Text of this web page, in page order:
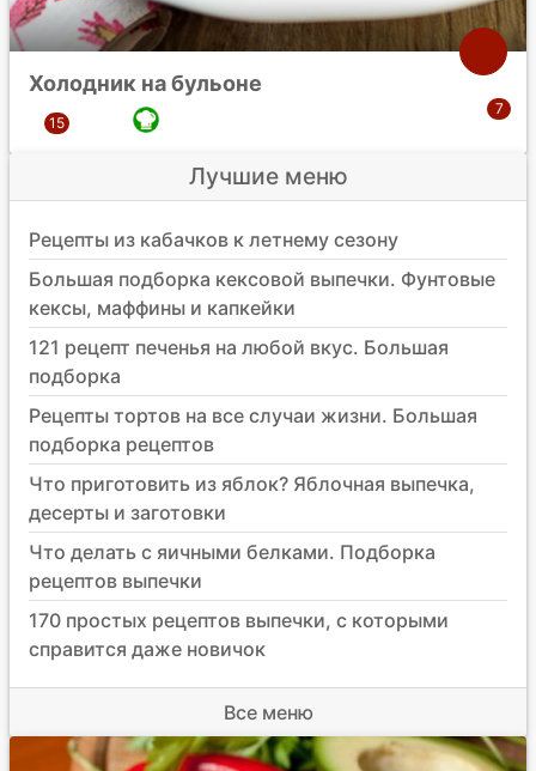
Холодник на бульоне
Лучшие меню
Рецепты из кабачков к летнему сезону
Большая подборка кексовой выпечки. Фунтовые
кексы, маффины и капкейки
121 рецепт печенья на любой вкус. Большая
подборка
Рецепты тортов на все случаи жизни. Большая
подборка рецептов
Что приготовить из яблок? Яблочная выпечка,
десерты и заготовки
Что делать с яичными белками. Подборка
рецептов выпечки
170 простых рецептов выпечки, с которыми
справится даже новичок
Все меню